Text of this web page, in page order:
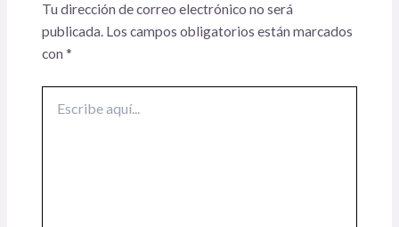
Tu dirección de correo electrónico no será
publicada. Los campos obligatorios están marcados
con *
aquí...